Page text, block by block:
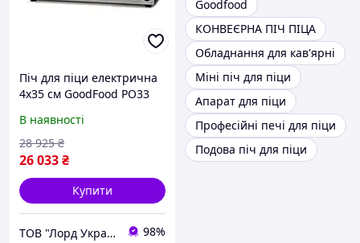
Піч для піци електрична
4х35 см GoodFood PO33
В наявності
26 033₴
28 925 ₴
Купити
ТОВ "Лорд Україна" 98%
Goodfood
КОНВЕЄРНА ПІЧ ПІЦА
Обладнання для кав'ярні
Міні піч для піци
Апарат для піци
Професійні печі для піци
Подова піч для піци